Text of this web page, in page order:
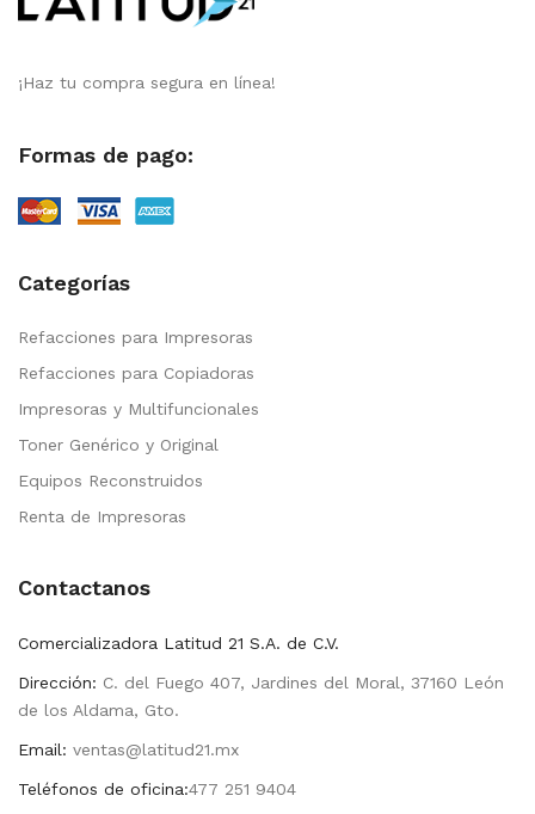
¡Haz tu compra segura en línea!
Formas de pago:
Categorías
Refacciones para Impresoras
Refacciones para Copiadoras
Impresoras y Multifuncionales
Toner Genérico y Original
Equipos Reconstruidos
Renta de Impresoras
Contactanos
Comercializadora Latitud 21 S.A. de C.V.
Dirección: C. del Fuego 407, Jardines del Moral, 37160 León
de los Aldama, Gto.
Email: ventas@latitud21.mx
Teléfonos de oficina:477 251 9404